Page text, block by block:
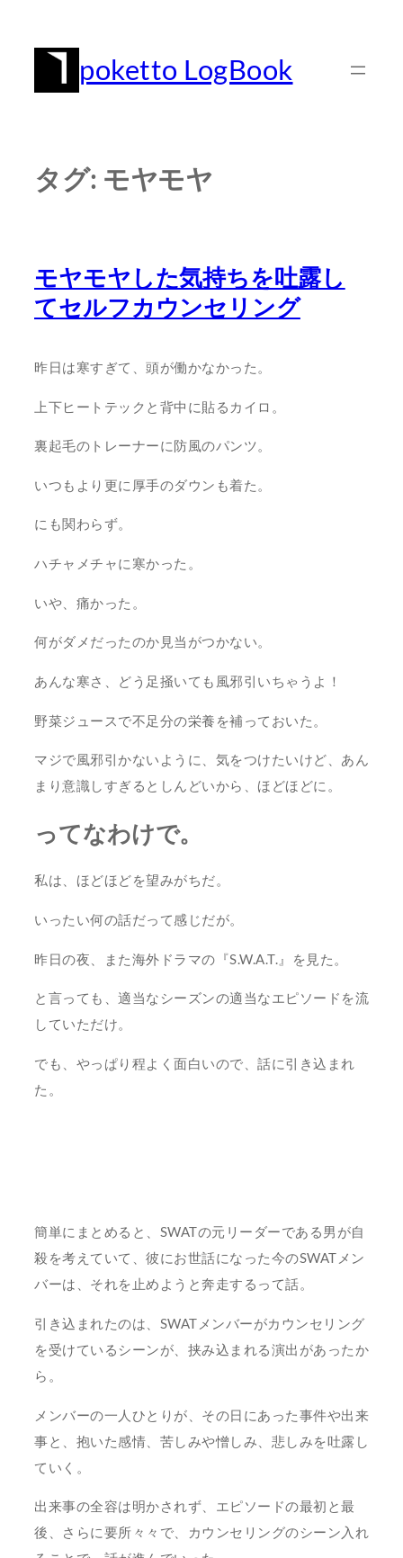
poketto LogBook
タグ: モヤモヤ
モヤモヤした気持ちを吐露し
てセルフカウンセリング
昨日は寒すぎて、頭が働かなかった。
上下ヒートテックと背中に貼るカイロ。
裏起毛のトレーナーに防風のパンツ。
いつもより更に厚手のダウンも着た。
にも関わらず。
ハチャメチャに寒かった。
いや、痛かった。
何がダメだったのか見当がつかない。
あんな寒さ、どう足掻いても風邪引いちゃうよ！
野菜ジュースで不足分の栄養を補っておいた。
マジで風邪引かないように、気をつけたいけど、あん
まり意識しすぎるとしんどいから、ほどほどに。
ってなわけで。
私は、ほどほどを望みがちだ。
いったい何の話だって感じだが。
昨日の夜、また海外ドラマの『S.W.A.T.』を見た。
と言っても、適当なシーズンの適当なエピソードを流
していただけ。
でも、やっぱり程よく面白いので、話に引き込まれ
た。
簡単にまとめると、SWATの元リーダーである男が自
殺を考えていて、彼にお世話になった今のSWATメン
バーは、それを止めようと奔走するって話。
引き込まれたのは、SWATメンバーがカウンセリング
を受けているシーンが、挟み込まれる演出があったか
ら。
メンバーの一人ひとりが、その日にあった事件や出来
事と、抱いた感情、苦しみや憎しみ、悲しみを吐露し
ていく。
出来事の全容は明かされず、エピソードの最初と最
後、さらに要所々々で、カウンセリングのシーン入れ